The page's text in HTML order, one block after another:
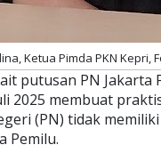
Ketua Pimda PKN Kepri,
putusan PN Jakarta
2025 membuat
(PN) tidak
Pemilu.